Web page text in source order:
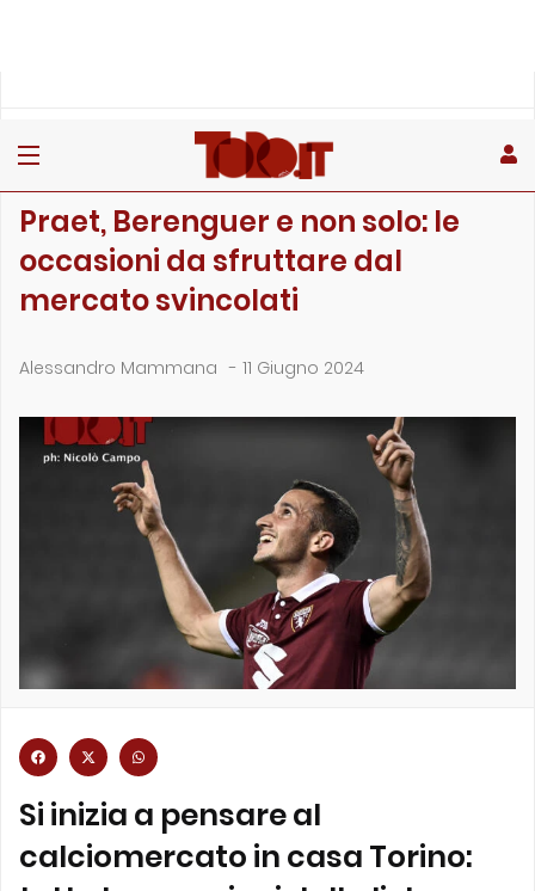
Praet, Berenguer e non solo: le
occasioni da sfruttare dal
mercato svincolati
Alessandro Mammana - 11 Giugno 2024
Si inizia a pensare al
calciomercato in casa Torino: